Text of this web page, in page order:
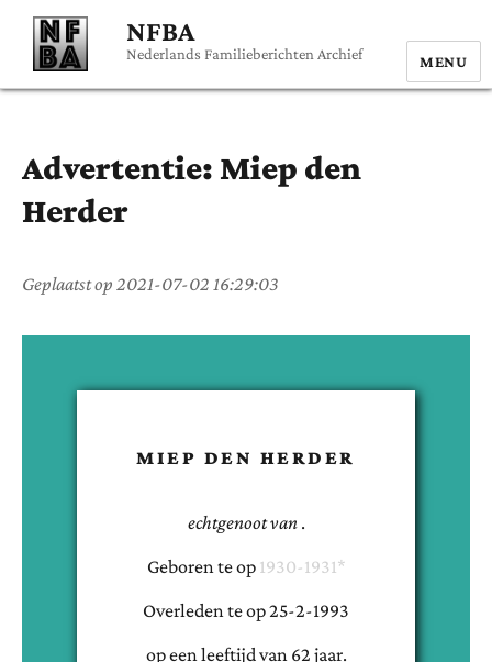
NFBA
Nederlands Familieberichten Archief MENU
Advertentie: Miep den
Herder
Geplaatst op 2021-07-02 16:29:03
MIEP DEN HERDER
echtgenoot van .
Geboren teop 1930-1931*
Overleden teop25-2-1993
op een leeftijd van 62 jaar.